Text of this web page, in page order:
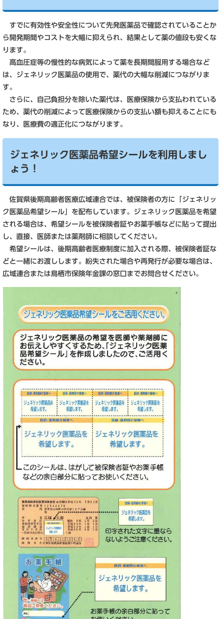
すでに有効性や安全性について先発医薬品で確認されていることか
ら開発期間やコストを大幅に抑えられ、結果として薬の値段も安くな
ります。
高血圧症等の慢性的な病気によって薬を長期間服用する場合など
は、ジェネリック医薬品の使用で、薬代の大幅な削減につながりま
す。
さらに、自己負担分を除いた薬代は、医療保険から支払われている
ため、薬代の削減によって医療保険からの支払い額も抑えることにも
なり、医療費の適正化につながります。
ジェネリック医薬品希望シールを利用しまし
ょう！
佐賀県後期高齢者医療広域連合では、被保険者の方に「ジェネリッ
ク医薬品希望シール」を配布しています。ジェネリック医薬品を希望
される場合は、希望シールを被保険者証やお薬手帳などに貼って提出
し、直接、医師または薬剤師に相談してください。
希望シールは、後期高齢者医療制度に加入される際、被保険者証な
どと一緒にお渡しします。紛失された場合や再発行が必要な場合は、
広域連合または鳥栖市保険年金課の窓口までお問合せください。